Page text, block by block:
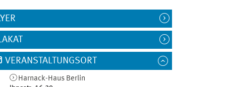
VERANSTALTUNGSORT
Harnack-Haus Berlin